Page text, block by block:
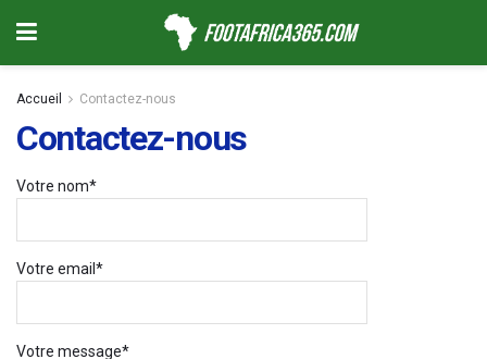
Accueil Contactez-nous
Contactez-nous
Votre nom*
Votre email*
Votre message*